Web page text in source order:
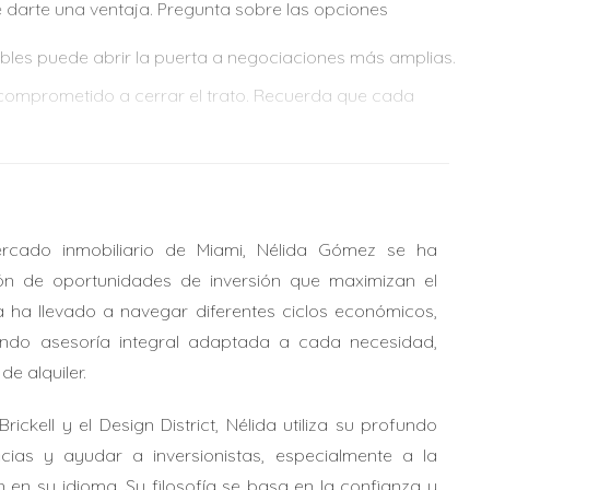
una ventaja. Pregunta sobre las opciones
puede abrir la puerta a negociaciones más amplias.
a cerrar el trato. Recuerda que cada
costos de cierre. Este ahorro permitió que la familia se
equivalente al 5% del precio total de la casa. Este
mejorar su nueva vivienda.
cierre gracias a su capacidad para demostrar interés en
ofertas.
inmobiliario de Miami, Nélida Gómez se ha
de oportunidades de inversión que maximizan el
llevado a navegar diferentes ciclos económicos,
asesoría integral adaptada a cada necesidad,
alquiler.
y el Design District, Nélida utiliza su profundo
y ayudar a inversionistas, especialmente a la
su idioma. Su filosofía se basa en la confianza y